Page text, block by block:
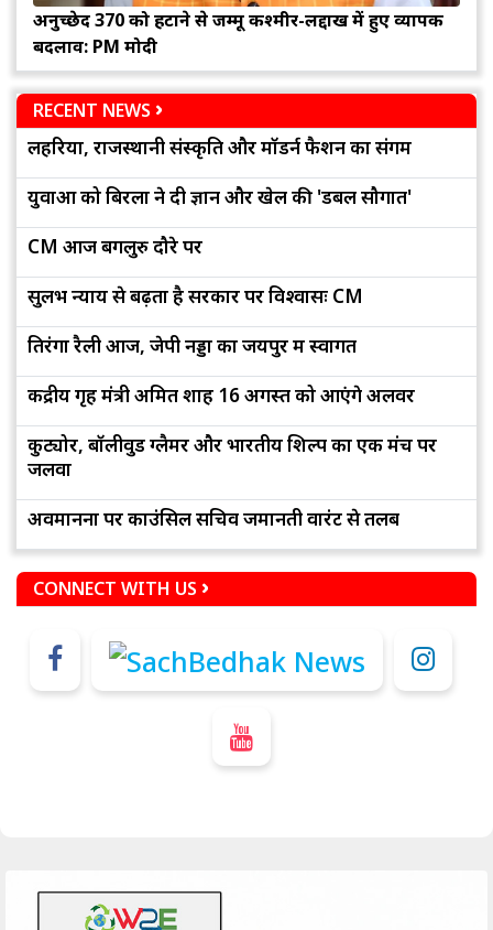
अनुच्छेद 370 को हटाने से जम्मू कश्मीर-लद्दाख में हुए व्यापक
बदलाव: PM मोदी
RECENT NEWS
लहरिया, राजस्थानी संस्कृति और मॉडर्न फैशन का संगम
युवाओं को बिरला ने दी ज्ञान और खेल की 'डबल सौगात'
CM आज बेंगलुरु दौरे पर
सुलभ न्याय से बढ़ता है सरकार पर विश्वासः CM
तिरंगा रैली आज, जेपी नड्डा का जयपुर में स्वागत
केंद्रीय गृह मंत्री अमित शाह 16 अगस्त को आएंगे अलवर
कुट्योर, बॉलीवुड ग्लैमर और भारतीय शिल्प का एक मंच पर
जलवा
अवमानना पर काउंसिल सचिव जमानती वारंट से तलब
CONNECT WITH US